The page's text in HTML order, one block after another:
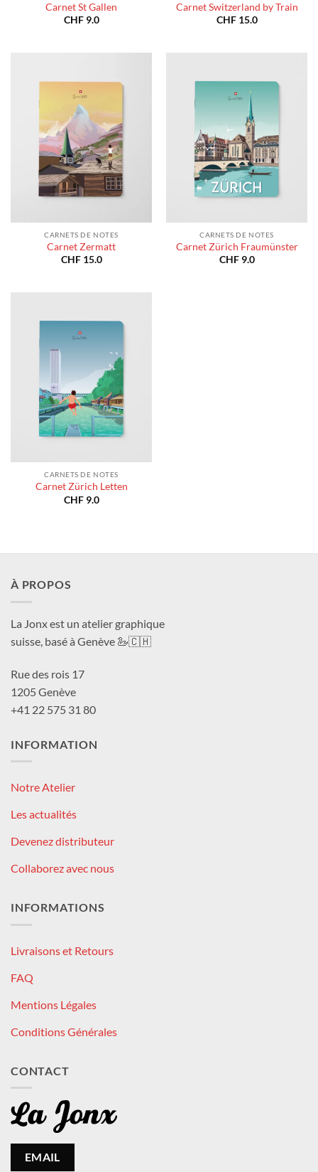
Carnet St Gallen
CHF9.0
Carnet Switzerland by Train
CHF15.0
CARNETS DE NOTES
Carnet Zermatt
CHF15.0
CARNETS DE NOTES
Carnet Zürich Fraumünster
CHF9.0
CARNETS DE NOTES
Carnet Zürich Letten
CHF9.0
À PROPOS
La Jonx est un atelier graphique
suisse, basé à Genève 🦢🇨🇭
Rue des rois 17
1205 Genève
+41 22 575 31 80
INFORMATION
Notre Atelier
Les actualités
Devenez distributeur
Collaborez avec nous
INFORMATIONS
Livraisons et Retours
FAQ
Mentions Légales
Conditions Générales
CONTACT
EMAIL